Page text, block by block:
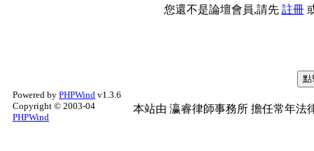
您還不是論壇會員,請先 註冊
Powered by PHPWind v1.3.6
Copyright © 2003-04
PHPWind
本站由 瀛睿律師事務所 擔任常年法